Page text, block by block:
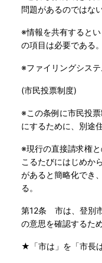
問題があるのではない
※情報を共有すると
の項目は必要である。
※ファイリングシス
(市民投票制度)
※この条例に市民投
にするために、別途
※現行の直接請求権
こるたびにはじめか
があると簡略化でき
る。
第12条 市は、登別
の意思を確認するた
★「市は」を「市長